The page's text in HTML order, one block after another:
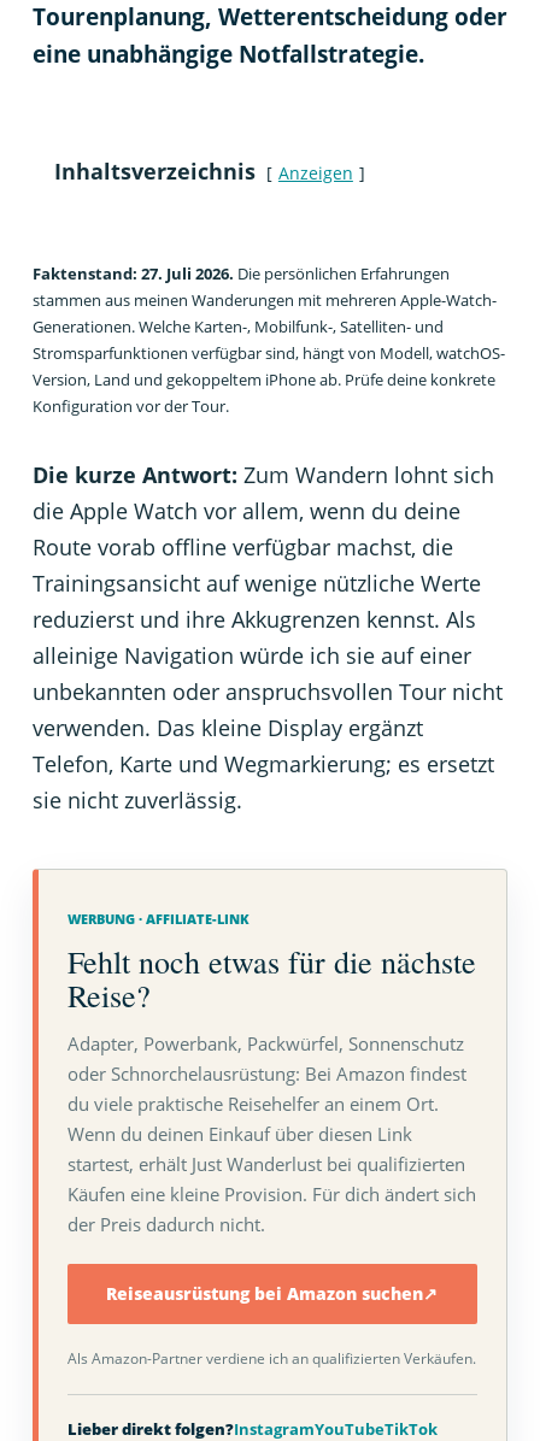
Tourenplanung, Wetterentscheidung oder
eine unabhängige Notfallstrategie.
Inhaltsverzeichnis Anzeigen
Faktenstand: 27. Juli 2026. Die persönlichen Erfahrungen
stammen aus meinen Wanderungen mit mehreren Apple-Watch-
Generationen. Welche Karten-, Mobilfunk-, Satelliten- und
Stromsparfunktionen verfügbar sind, hängt von Modell, watchOS-
Version, Land und gekoppeltem iPhone ab. Prüfe deine konkrete
Konfiguration vor der Tour.
Die kurze Antwort: Zum Wandern lohnt sich
die Apple Watch vor allem, wenn du deine
Route vorab offline verfügbar machst, die
Trainingsansicht auf wenige nützliche Werte
reduzierst und ihre Akkugrenzen kennst. Als
alleinige Navigation würde ich sie auf einer
unbekannten oder anspruchsvollen Tour nicht
verwenden. Das kleine Display ergänzt
Telefon, Karte und Wegmarkierung; es ersetzt
sie nicht zuverlässig.
WERBUNG · AFFILIATE-LINK
Fehlt noch etwas für die nächste
Reise?
Adapter, Powerbank, Packwürfel, Sonnenschutz
oder Schnorchelausrüstung: Bei Amazon findest
du viele praktische Reisehelfer an einem Ort.
Wenn du deinen Einkauf über diesen Link
startest, erhält Just Wanderlust bei qualifizierten
Käufen eine kleine Provision. Für dich ändert sich
der Preis dadurch nicht.
Reiseausrüstung bei Amazon suchen↗
Als Amazon-Partner verdiene ich an qualifizierten Verkäufen.
Lieber direkt folgen?InstagramYouTubeTikTok